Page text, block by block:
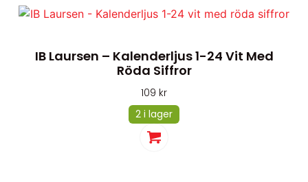
IB Laursen – Kalenderljus 1-24 Vit Med
Röda Siffror
109 kr
2 i lager